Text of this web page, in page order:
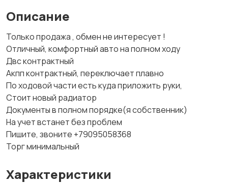
Описание
Только продажа , обмен не интересует !
Отличный, комфортный авто на полном ходу
Двс контрактный
Акпп контрактный, переключает плавно
По ходовой части есть куда приложить руки,
Стоит новый радиатор
Документы в полном порядке(я собственник)
На учет встанет без проблем
Пишите, звоните +79095058368
Торг минимальный
Характеристики